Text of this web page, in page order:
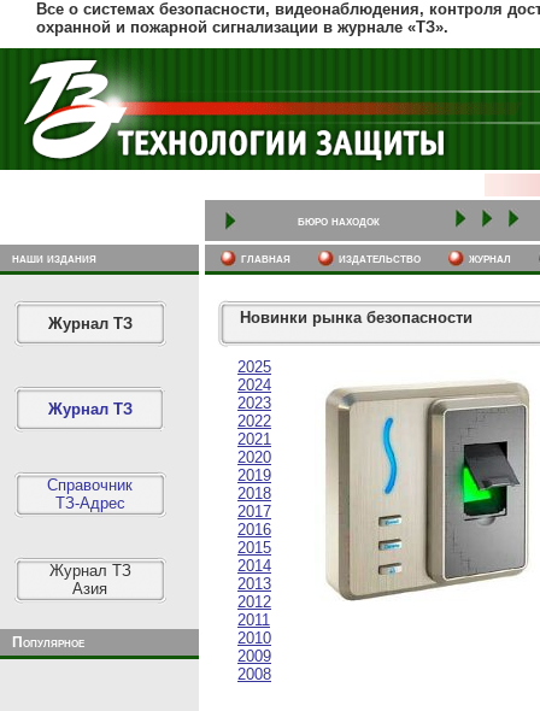
Все о системах безопасности, видеонаблюдения, контроля
охранной и пожарной сигнализации в журнале «ТЗ».
бюро находок
наши издания главная издательство журнал
Журнал ТЗ
Журнал ТЗ
Справочник
ТЗ-Адрес
Журнал ТЗ
Азия
Популярное
Новинки рынка безопасности
2025
2024
2023
2022
2021
2020
2019
2018
2017
2016
2015
2014
2013
2012
2011
2010
2009
2008